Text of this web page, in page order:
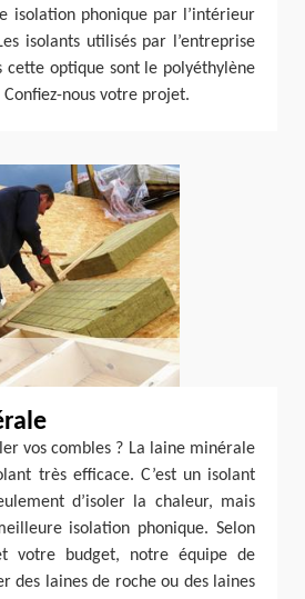
isolation phonique par l’intérieur
isolants utilisés par l’entreprise
cette optique sont le polyéthylène
nous votre projet.
vos combles ? La laine minérale
très efficace. C’est un isolant
d’isoler la chaleur, mais
isolation phonique. Selon
votre budget, notre équipe de
des laines de roche ou des laines